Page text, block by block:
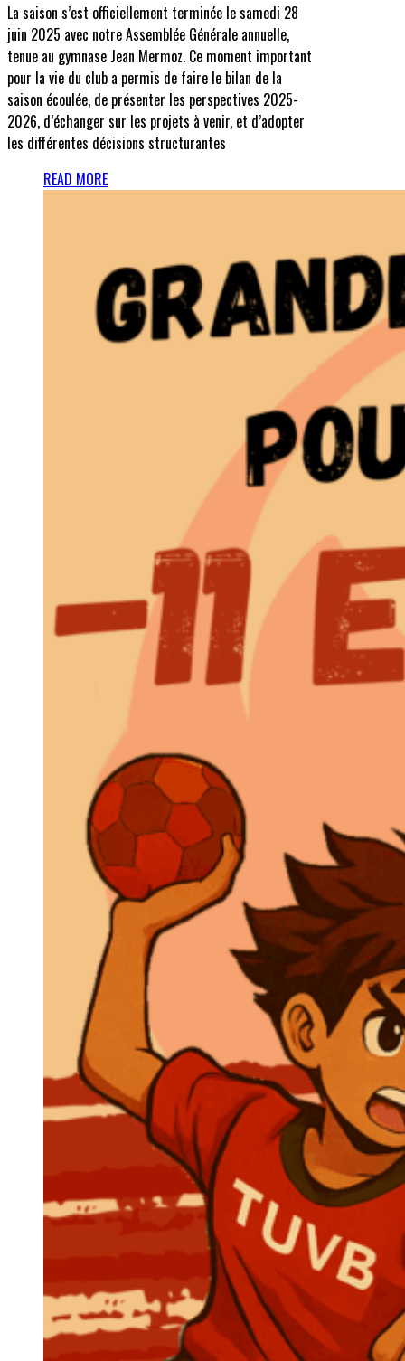
La saison s’est officiellement terminée le samedi 28
juin 2025 avec notre Assemblée Générale annuelle,
tenue au gymnase Jean Mermoz. Ce moment important
pour la vie du club a permis de faire le bilan de la
saison écoulée, de présenter les perspectives 2025-
2026, d’échanger sur les projets à venir, et d’adopter
les différentes décisions structurantes
READ MORE